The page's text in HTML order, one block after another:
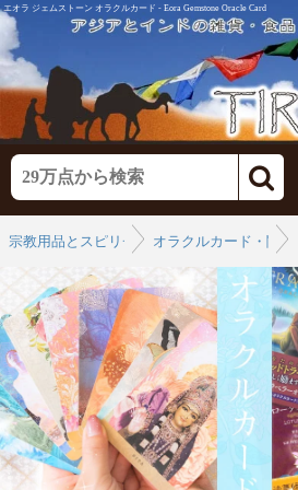
エオラ ジェムストーン オラクルカード - Eora Gemstone Oracle Card
宗教用品とスピリチュアルオラクルカード・関連